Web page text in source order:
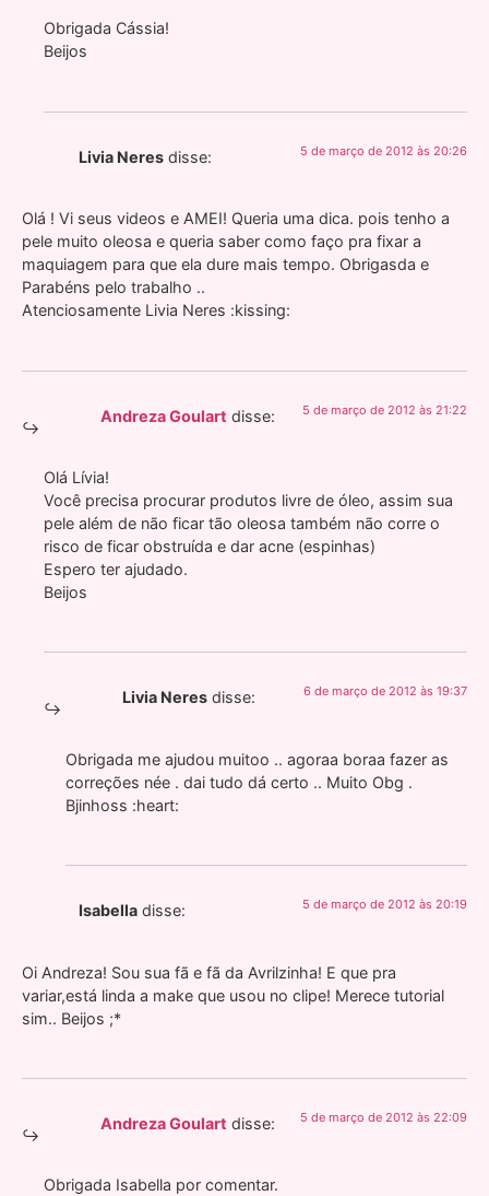
Obrigada Cássia!
Beijos
Livia Neres disse: 5 de março de 2012 às 20:26
Olá ! Vi seus videos e AMEI! Queria uma dica. pois tenho a
pele muito oleosa e queria saber como faço pra fixar a
maquiagem para que ela dure mais tempo. Obrigasda e
Parabéns pelo trabalho ..
Atenciosamente Livia Neres :kissing:
Andreza Goulart disse: 5 de março de 2012 às 21:22
Olá Lívia!
Você precisa procurar produtos livre de óleo, assim sua
pele além de não ficar tão oleosa também não corre o
risco de ficar obstruída e dar acne (espinhas)
Espero ter ajudado.
Beijos
Livia Neres disse: 6 de março de 2012 às 19:37
Obrigada me ajudou muitoo .. agoraa boraa fazer as
correções née . dai tudo dá certo .. Muito Obg .
Bjinhoss :heart:
Isabella disse: 5 de março de 2012 às 20:19
Oi Andreza! Sou sua fã e fã da Avrilzinha! E que pra
variar,está linda a make que usou no clipe! Merece tutorial
sim.. Beijos ;*
Andreza Goulart disse: 5 de março de 2012 às 22:09
Obrigada Isabella por comentar.